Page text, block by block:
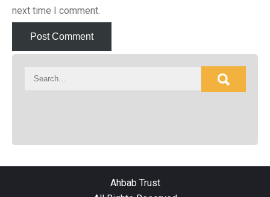
next time I comment.
Ahbab Trust